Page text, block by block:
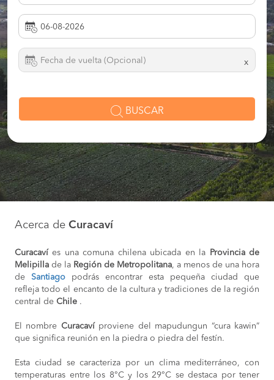
x
BUSCAR
Acerca de Curacaví
Curacavíes una comuna chilena ubicada en la
Provincia de
Melipilla de la Región de Metropolitana, a menos de una hora
de Santiago podrás encontrar esta pequeña ciudad que
refleja todo el encanto de la cultura y tradiciones de la región
central de Chile .
El nombre Curacaví proviene del mapudungun “cura kawin”
que significa reunión en la piedra o piedra del festín.
Esta ciudad se caracteriza por un clima mediterráneo, con
temperaturas entre los 8°C y los 29°C se destaca por tener